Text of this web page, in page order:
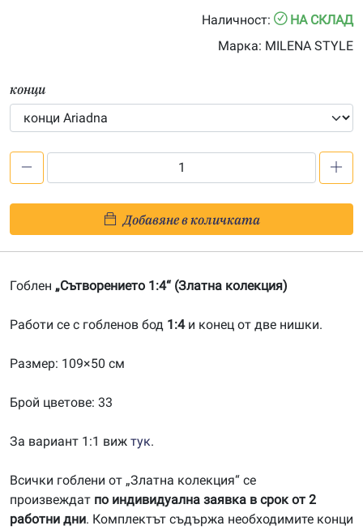
Наличност:
НА СКЛАД
Марка: MILENA STYLE
конци
Сътворението
1:4-
201900073
Добавяне в количката
Гоблен „Сътворението 1:4“ (Златна колекция)
Работи се с гобленов бод 1:4и конец от две нишки.
Размер: 109×50 см
Брой цветове: 33
За вариант 1:1 виж тук.
Всички гоблени от „Златна колекция“ се
произвеждат по индивидуална заявка в срок от 2
работни дни. Комплектът съдържа необходимите конци